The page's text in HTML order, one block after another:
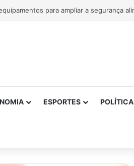
ESPORTES POLÍTICA
por